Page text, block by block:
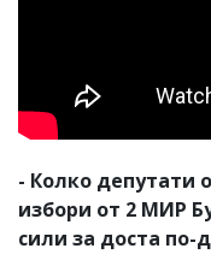
- Колко депутати
избори от 2 МИР
сили за доста по-